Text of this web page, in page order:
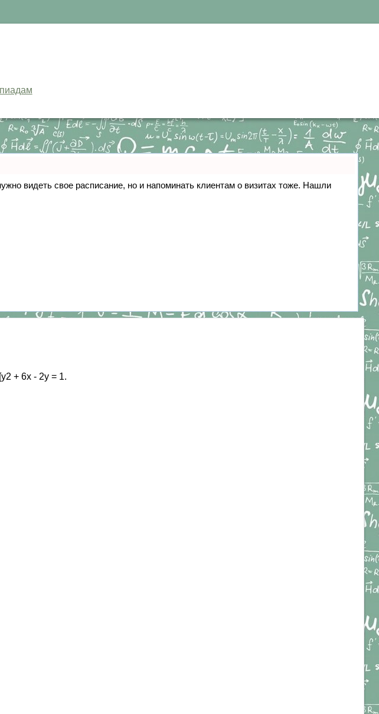
видеть свое расписание, но и напоминать клиентам о визитах тоже. Нашли
+ 6х - 2у = 1.